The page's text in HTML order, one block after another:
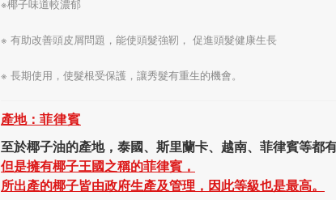
※椰子味道較濃郁
※ 有助改善頭皮屑問題，能使頭髮強靭， 促進頭髮健康生長
※ 長期使用，使髮根受保護，讓秀髮有重生的機會。
產地： 菲律賓
至於椰子油的產地，泰國、斯里蘭卡、越南、菲律賓等都
但是擁有椰子王國之稱的菲律賓，
所出產的椰子皆由政府生產及管理，因此等級也是最高。